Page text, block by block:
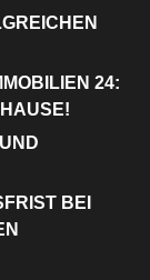
24:
BEI